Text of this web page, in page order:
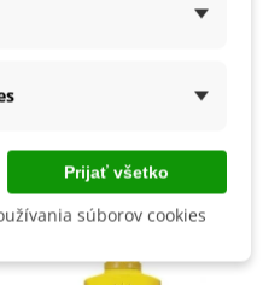
Prijať všetko
súborov cookies